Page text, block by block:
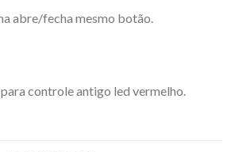
abre/fecha mesmo botão.
controle antigo led vermelho.